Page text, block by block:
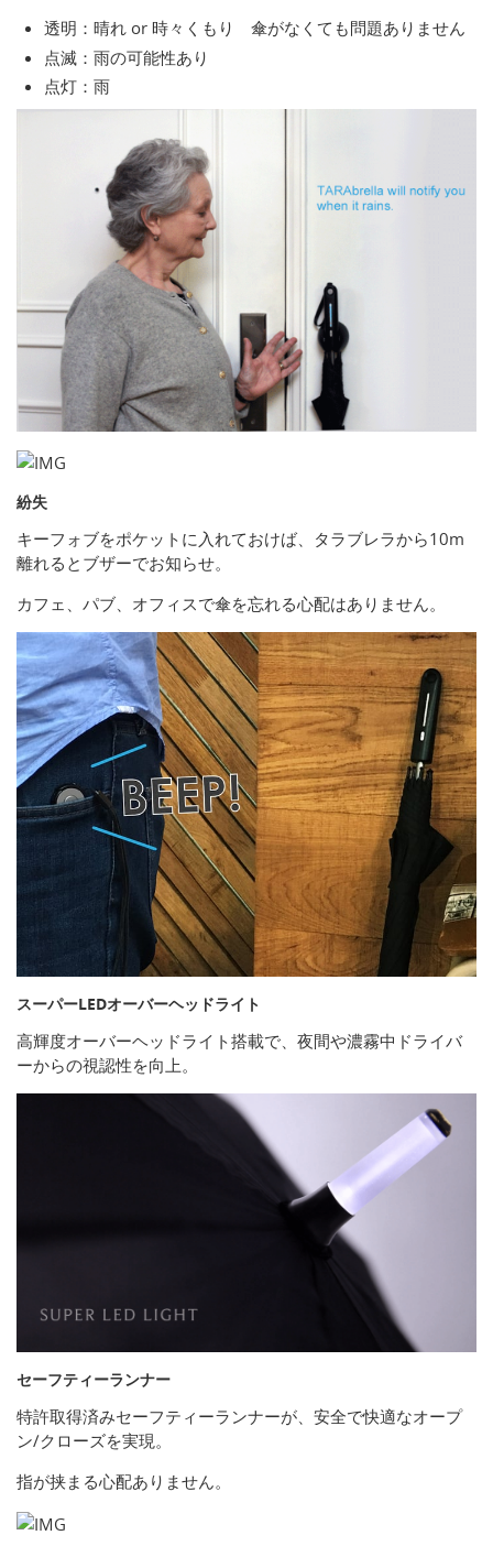
透明：晴れ or 時々くもり 傘がなくても問題ありません
点滅：雨の可能性あり
点灯：雨
紛失
キーフォブをポケットに入れておけば、タラブレラから10m
離れるとブザーでお知らせ。
カフェ、パブ、オフィスで傘を忘れる心配はありません。
スーパーLEDオーバーヘッドライト
高輝度オーバーヘッドライト搭載で、夜間や濃霧中ドライバ
ーからの視認性を向上。
セーフティーランナー
特許取得済みセーフティーランナーが、安全で快適なオープ
ン/クローズを実現。
指が挟まる心配ありません。